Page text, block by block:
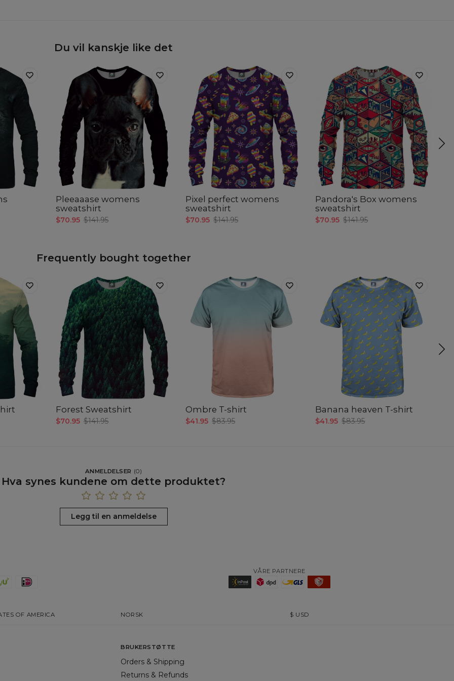
Du vil kanskje like det
Pleeaaase womens
sweatshirt
$70.95 $141.95
Pixel perfect womens
sweatshirt
$70.95 $141.95
Pandora's Box womens
sweatshirt
$70.95 $141.95
Frequently bought together
Forest Sweatshirt
$70.95 $141.95
Ombre T-shirt
$41.95 $83.95
Banana heaven T-shirt
$41.95 $83.95
ANMELDELSER (0)
Hva synes kundene om dette produktet?
Legg til en anmeldelse
VÅRE PARTNERE
OF AMERICA NORSK $ USD
BRUKERSTØTTE
Orders & Shipping
Returns & Refunds